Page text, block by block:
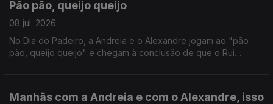
Pão pão, queijo queijo
08 jul. 2026
No Dia do Padeiro, a Andreia e o Alexandre jogam ao "pão
pão, queijo queijo" e chegam à conclusão de que o Rui
Manhãs com a Andreia e com o Alexandre, isso